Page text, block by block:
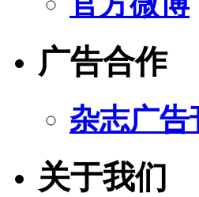
广告合作
杂志广告
关于我们